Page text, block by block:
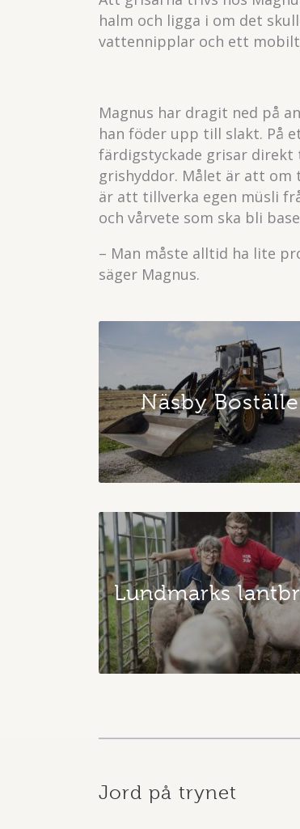
halm och ligga i om det
vattennipplar och ett
Magnus har dragit ned på
han föder upp till slakt. På
färdigstyckade grisar direkt
grishyddor. Målet är att om
är att tillverka egen müsli
och vårvete som ska bli
– Man måste alltid ha lite
säger Magnus.
Näsby Boställe
Lundmarks
Jord på trynet